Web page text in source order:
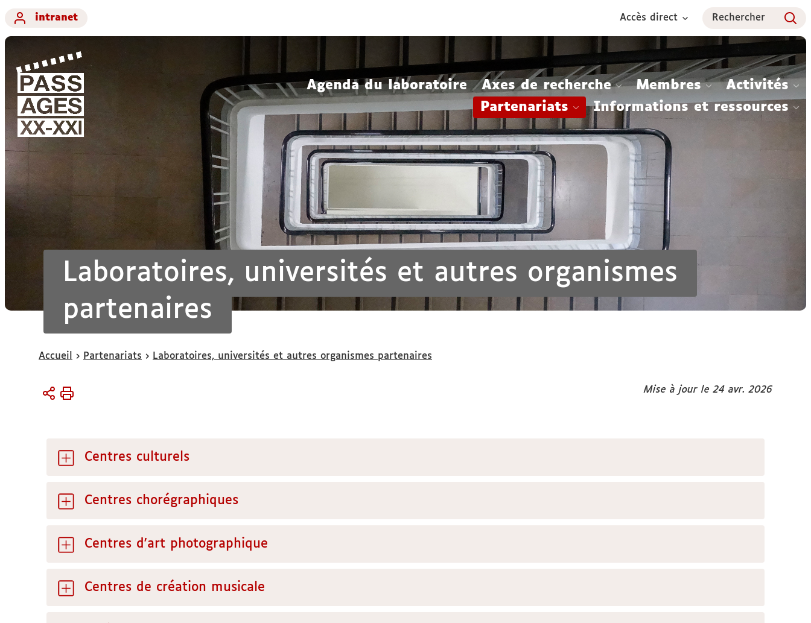
contenu
intranet
Accès direct Rechercher
Agenda du laboratoire Axes de recherche Membres
Activités
Partenariats
Informations et ressources
Laboratoires, universités et autres organismes
partenaires
Vous
ici :
Accueil Partenariats Laboratoires, universités et autres organismes partenaires
Mise à jour le 24 avr. 2026
Centres culturels
Centres chorégraphiques
Centres d'art photographique
Centres de création musicale